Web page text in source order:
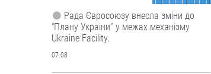
Рада Євросоюзу внесла зміни до
“Плану України” у межах механізму
Ukraine Facility.
07.08